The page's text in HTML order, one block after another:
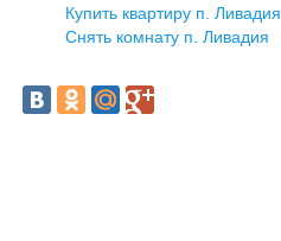
Купить квартиру п. Ливадия
Снять комнату п. Ливадия